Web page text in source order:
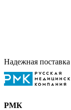
Надежная поставка
РМК